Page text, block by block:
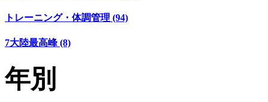
トレーニング・体調管理 (94)
7大陸最高峰 (8)
年別